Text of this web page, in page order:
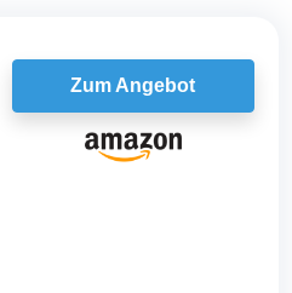
Zum Angebot